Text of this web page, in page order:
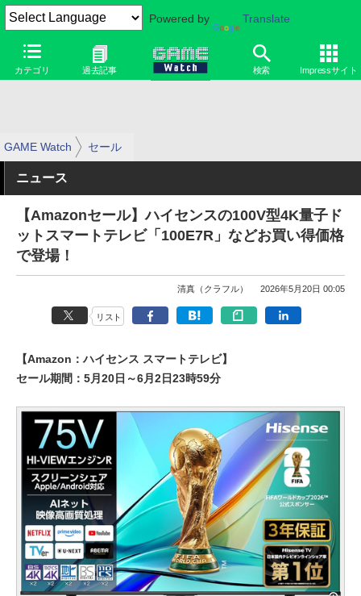
Powered by Translate
カテゴリ 過去記事 検索 Impressサイト
GAME Watch セール
ニュース
【Amazonセール】ハイセンスの100V型4K量子ド
ットスマートテレビ「100E7R」などお買い得価格
で登場！
清真（クラフル） 2026年5月20日 00:05
リスト
【Amazon：ハイセンス スマートテレビ】
セール期間：5月20日～6月2日23時59分